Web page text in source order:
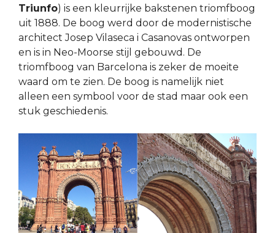
Triunfo) is een kleurrijke bakstenen triomfboog
uit 1888. De boog werd door de modernistische
architect Josep Vilaseca i Casanovas ontworpen
en is in Neo-Moorse stijl gebouwd. De
triomfboog van Barcelona is zeker de moeite
waard om te zien. De boog is namelijk niet
alleen een symbool voor de stad maar ook een
stuk geschiedenis.